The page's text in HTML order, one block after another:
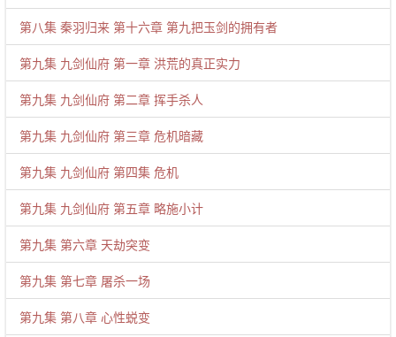
第八集 秦羽归来 第十六章 第九把玉剑的拥有者
第九集 九剑仙府 第一章 洪荒的真正实力
第九集 九剑仙府 第二章 挥手杀人
第九集 九剑仙府 第三章 危机暗藏
第九集 九剑仙府 第四集 危机
第九集 九剑仙府 第五章 略施小计
第九集 第六章 天劫突变
第九集 第七章 屠杀一场
第九集 第八章 心性蜕变